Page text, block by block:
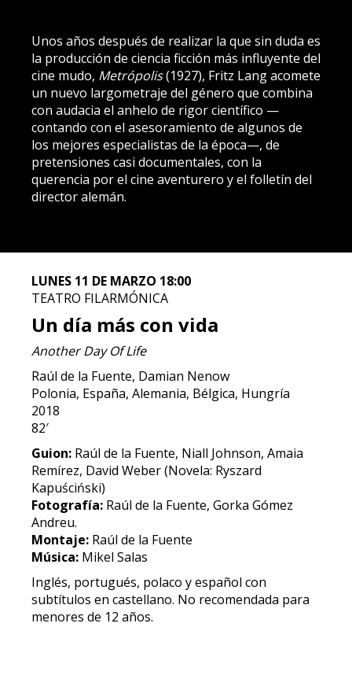
Unos años después de realizar la que sin duda es
la producción de ciencia ficción más influyente del
cine mudo, Metrópolis(1927), Fritz Lang acomete
un nuevo largometraje del género que combina
con audacia el anhelo de rigor científico —
contando con el asesoramiento de algunos de
los mejores especialistas de la época—, de
pretensiones casi documentales, con la
querencia por el cine aventurero y el folletín del
director alemán.
LUNES 11 DE MARZO 18:00
TEATRO FILARMÓNICA
Un día más con vida
Another Day Of Life
Raúl de la Fuente, Damian Nenow
Polonia, España, Alemania, Bélgica, Hungría
2018
82′
Guion: Raúl de la Fuente, Niall Johnson, Amaia
Remírez, David Weber (Novela: Ryszard
Kapuściński)
Fotografía: Raúl de la Fuente, Gorka Gómez
Andreu.
Montaje: Raúl de la Fuente
Música: Mikel Salas
Inglés, portugués, polaco y español con
subtítulos en castellano. No recomendada para
menores de 12 años.